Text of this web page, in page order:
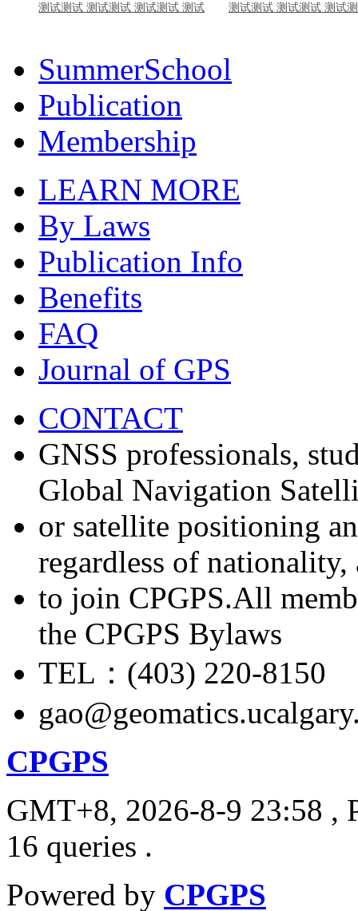
测试测试 测试测试 测试测试 测试 测试测试 测试测试 测试
SummerSchool
Publication
Membership
LEARN MORE
By Laws
Publication Info
Benefits
FAQ
Journal of GPS
CONTACT
GNSS professionals,
Global Navigation
or satellite positioning
regardless of nationality,
to join CPGPS.All
the CPGPS Bylaws
TEL：(403) 220-8150
CPGPS
GMT+8, 2026-8-9 23:58 ,
16 queries .
Powered by CPGPS